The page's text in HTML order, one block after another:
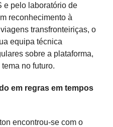
e pelo laboratório de
reconhecimento à
transfronteiriças, o
equipa técnica
sobre a plataforma,
no futuro.
em regras em tempos
encontrou-se com o